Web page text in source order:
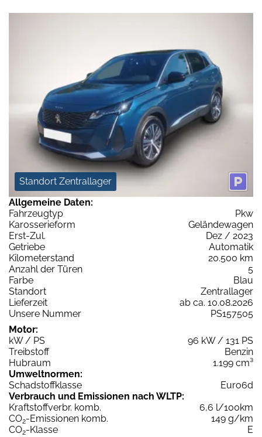
Standort Zentrallager
Allgemeine Daten:
Fahrzeugtyp
Pkw
Karosserieform
Geländewagen
Erst-Zul.
Dez / 2023
Getriebe
Automatik
Kilometerstand
20.500 km
Anzahl der Türen
5
Farbe
Blau
Standort
Zentrallager
Lieferzeit
ab ca. 10.08.2026
Unsere Nummer
PS157505
Motor:
kW / PS
96 kW / 131 PS
Treibstoff
Benzin
Hubraum
1.199 cm³
Umweltnormen:
Schadstoffklasse
Euro6d
Verbrauch und Emissionen nach WLTP:
Kraftstoffverbr. komb.
6,6 l/100km
CO2-Emissionen komb.
149 g/km
CO2-Klasse
E